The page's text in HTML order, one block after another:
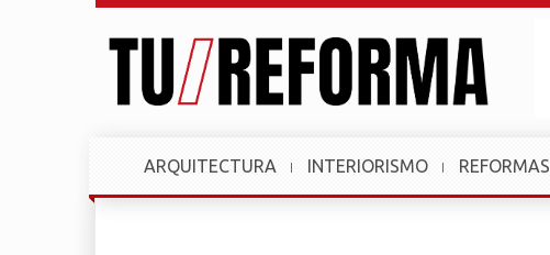
ARQUITECTURA INTERIORISMO REFORMAS